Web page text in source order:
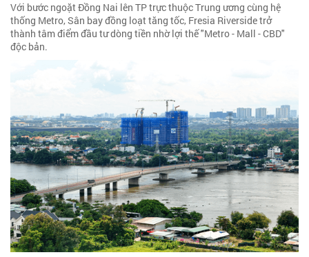
Với bước ngoặt Đồng Nai lên TP trực thuộc Trung ương cùng hệ
thống Metro, Sân bay đồng loạt tăng tốc, Fresia Riverside trở
thành tâm điểm đầu tư dòng tiền nhờ lợi thế "Metro - Mall - CBD"
độc bản.